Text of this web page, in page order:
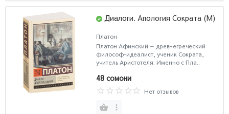
Диалоги. Апология Сократа (М)
Платон
Платон Афинский — древнегреческий
философ-идеалист, ученик Сократа,
учитель Аристотеля. Именно с Пла..
48 сомони
Нет отзывов